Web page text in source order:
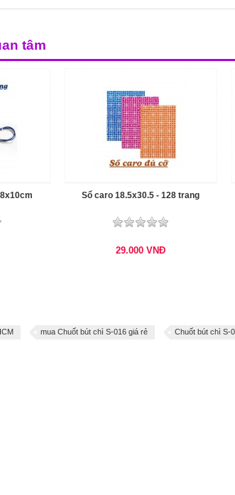
tâm
Sổ caro 18.5x30.5 - 128 trang
29.000VNĐ
mua Chuốt bút chì S-016 giá rẻ Chuốt bút chì S-